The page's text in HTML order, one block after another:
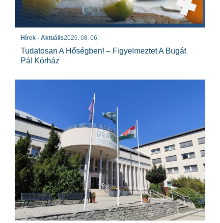
Hírek - Aktuális2026. 08. 06.
Tudatosan A Hőségben! – Figyelmeztet A Bugát
Pál Kórház